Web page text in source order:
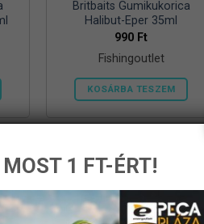
Britbaits Gumikukorica
Halibut-Eper 35ml
990 Ft
Fishingoutlet
KOSÁRBA TESZEM
1 FT-ÉRT!